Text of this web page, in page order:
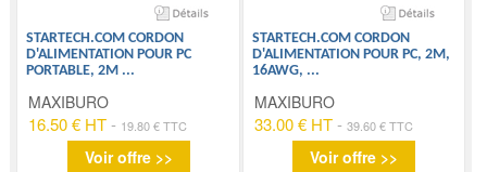
STARTECH.COM CORDON
D'ALIMENTATION POUR PC
PORTABLE, 2M ...
MAXIBURO
16.50 € HT - 19.80 € TTC
Voir offre >>
STARTECH.COM CORDON
D'ALIMENTATION POUR PC, 2M,
16AWG, ...
MAXIBURO
33.00 € HT- 39.60 € TTC
Voir offre >>